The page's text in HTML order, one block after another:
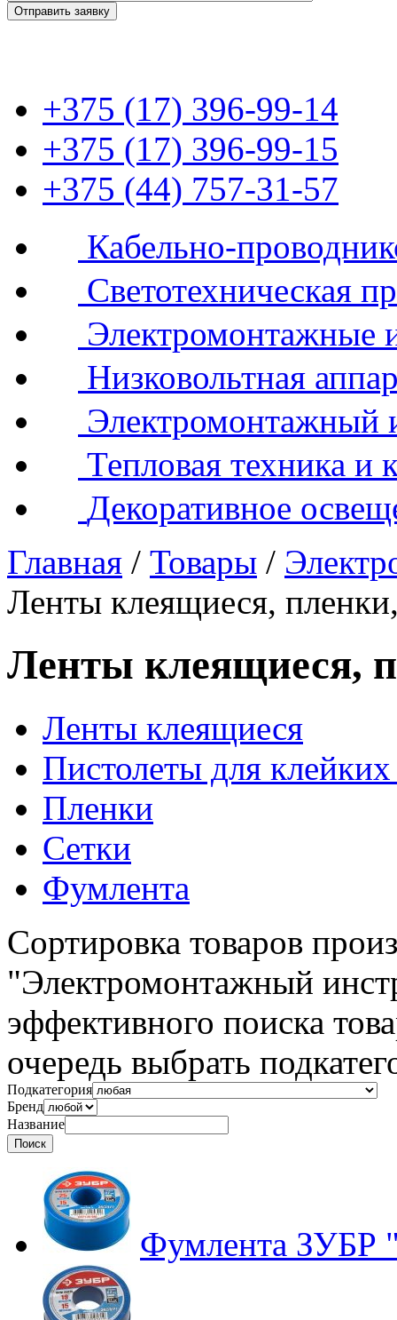
+375 (17) 396-99-14
+375 (17) 396-99-15
+375 (44) 757-31-57
Кабельно-
Светотехническая
Электромонтажные
Низковольтная
Электромонтажный
Тепловая техника и
Декоративное
Главная / Товары /
Ленты клеящиеся,
Ленты клеящиеся,
Ленты клеящиеся
Пистолеты для клейких
Пленки
Сетки
Фумлента
Сортировка товаров
"Электромонтажный
эффективного поиска
очередь выбрать
Подкатегория
Бренд
Название
Фумлента ЗУБР